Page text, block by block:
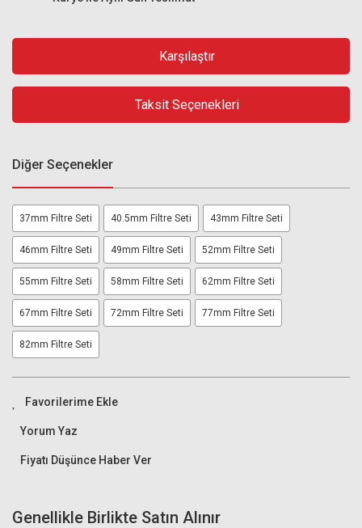
Karşılaştır
Taksit Seçenekleri
Diğer Seçenekler
37mm Filtre Seti 40.5mm Filtre Seti 43mm Filtre Seti
46mm Filtre Seti 49mm Filtre Seti 52mm Filtre Seti
55mm Filtre Seti 58mm Filtre Seti 62mm Filtre Seti
67mm Filtre Seti 72mm Filtre Seti 77mm Filtre Seti
82mm Filtre Seti
Yorum Yaz
Fiyatı Düşünce Haber Ver
Genellikle Birlikte Satın Alınır